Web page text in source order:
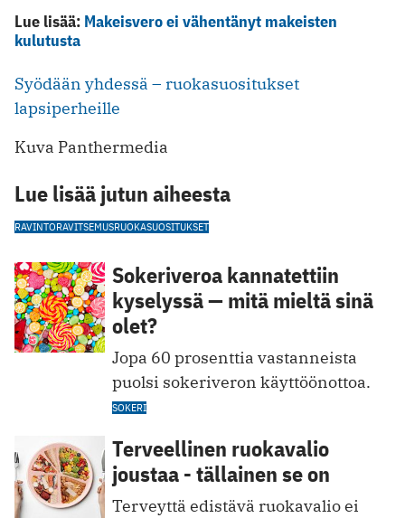
Lue lisää: Makeisvero ei vähentänyt makeisten
kulutusta
Syödään yhdessä – ruokasuositukset
lapsiperheille
Kuva Panthermedia
Lue lisää jutun aiheesta
RAVINTORAVITSEMUSRUOKASUOSITUKSET
Sokeriveroa kannatettiin
kyselyssä — mitä mieltä sinä
olet?
Jopa 60 prosenttia va stanneista
puolsi sokeriveron käyttöönottoa.
SOKERI
Terveellinen ruokavalio
joustaa - tällainen se on
Terveyttä edistävä ruokavalio ei